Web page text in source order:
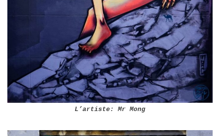
L’artiste: Mr Mong